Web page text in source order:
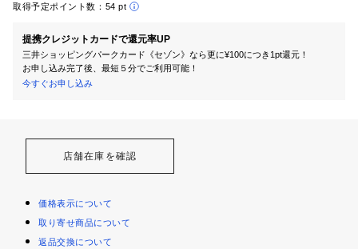
取得予定ポイント数： 54 pt
提携クレジットカードで還元率UP
三井ショッピングパークカード《セゾン》なら更に¥100につき1pt還元！
お申し込み完了後、最短５分でご利用可能！
今すぐお申し込み
店舗在庫を確認
価格表示について
取り寄せ商品について
返品交換について